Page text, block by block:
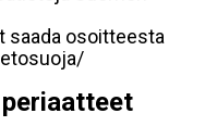
saada osoitteesta